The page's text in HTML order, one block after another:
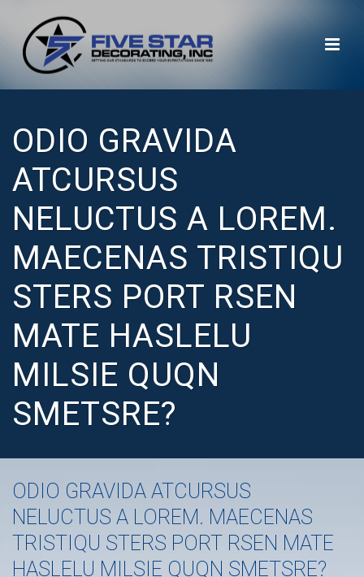
ODIO GRAVIDA
ATCURSUS
NELUCTUS A LOREM.
MAECENAS TRISTIQU
STERS PORT RSEN
MATE HASLELU
MILSIE QUQN
SMETSRE?
ODIO GRAVIDA ATCURSUS
NELUCTUS A LOREM. MAECENAS
TRISTIQU STERS PORT RSEN MATE
HASLELU MILSIE QUQN SMETSRE?